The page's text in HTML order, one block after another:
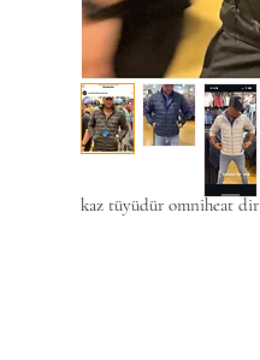
kaz tüyüdür omniheat dir